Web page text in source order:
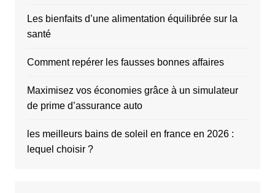
Les bienfaits d’une alimentation équilibrée sur la
santé
Comment repérer les fausses bonnes affaires
Maximisez vos économies grâce à un simulateur
de prime d’assurance auto
les meilleurs bains de soleil en france en 2026 :
lequel choisir ?